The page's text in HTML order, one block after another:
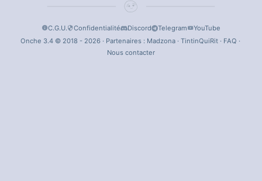
C.G.U. Confidentialité Discord Telegram
YouTube
Onche 3.4 © 2018 - 2026 · Partenaires : Madzona· TintinQuiRit· FAQ ·
Nous contacter